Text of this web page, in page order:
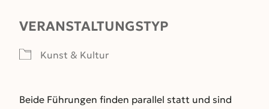
VERANSTALTUNGSTYP
Kunst & Kultur
Beide Führungen finden parallel statt und sind